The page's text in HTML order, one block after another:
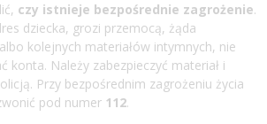
czy istnieje bezpośrednie zagrożenie.
dziecka, grozi przemocą, żąda
kolejnych materiałów intymnych, nie
konta. Należy zabezpieczyć materiał i
Przy bezpośrednim zagrożeniu życia
pod numer 112.